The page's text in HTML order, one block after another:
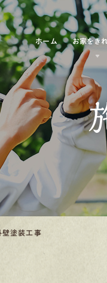
ホーム お家をき
塗装工事